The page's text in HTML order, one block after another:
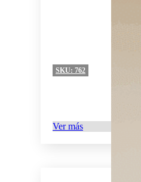
SKU: 762
Ver más